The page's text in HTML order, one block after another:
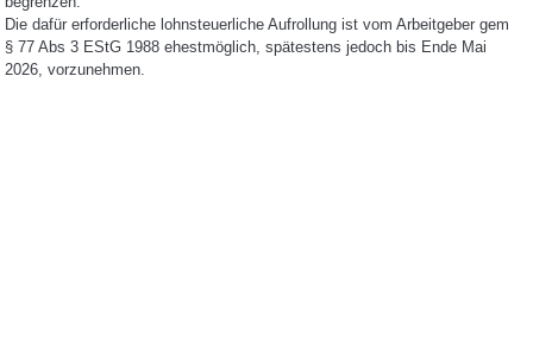
Die dafür erforderliche lohnsteuerliche Aufrollung ist vom Arbeitgeber gem
§ 77 Abs 3 EStG 1988 ehestmöglich, spätestens jedoch bis Ende Mai
2026, vorzunehmen.